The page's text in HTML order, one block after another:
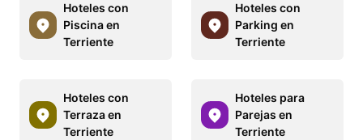
Hoteles con
Piscina en
Terriente
Hoteles con
Parking en
Terriente
Hoteles con
Terraza en
Terriente
Hoteles para
Parejas en
Terriente